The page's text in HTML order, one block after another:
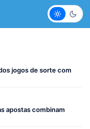
Claro
jogos de sorte com
apostas combinam